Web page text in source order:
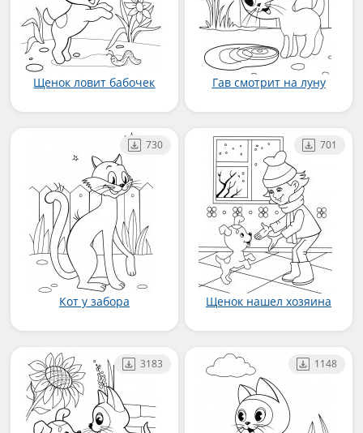
Щенок ловит бабочек Гав смотрит на луну
Кот у забора
730
Щенок нашел хозяина
701
3183 1148